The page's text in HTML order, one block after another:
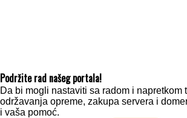
Podržite rad našeg portala!
Da bi mogli nastaviti sa radom i napretkom
održavanja opreme, zakupa servera i
i vaša pomoć.